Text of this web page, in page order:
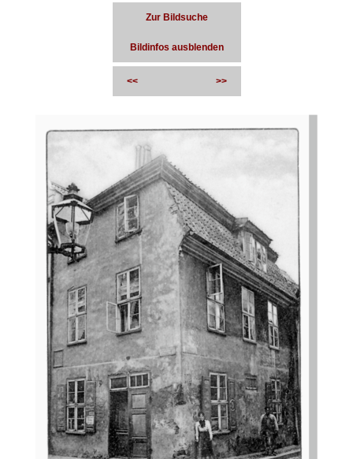
Zur Bildsuche
Bildinfos ausblenden
<< >>